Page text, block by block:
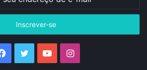
Facebook
Twitter YouTubeInstagram